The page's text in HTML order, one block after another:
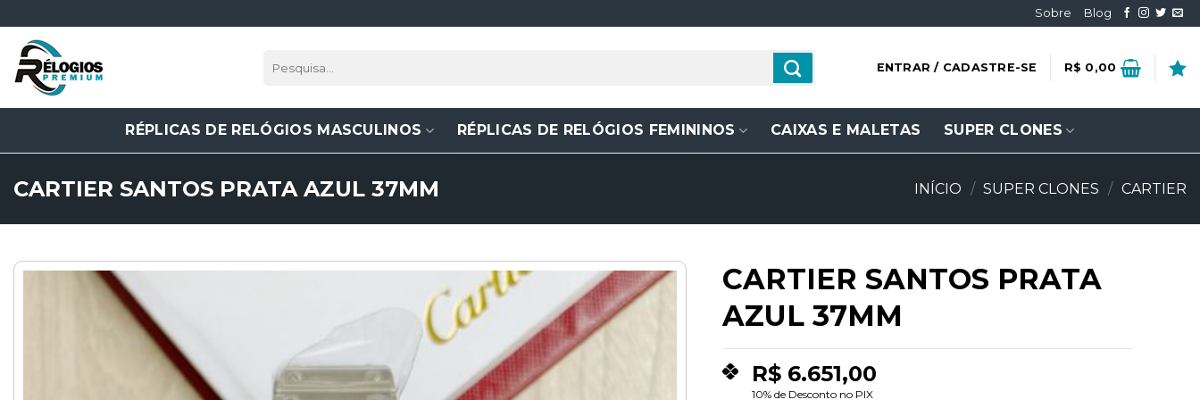
to
content
Sobre Blog
por:
ENTRAR / CADASTRE-SE R$ 0,00
RÉPLICAS DE RELÓGIOS MASCULINOS RÉPLICAS DE RELÓGIOS FEMININOS CAIXAS E MALETAS SUPER CLONES
CARTIER SANTOS PRATA AZUL 37MM INÍCIO / SUPER CLONES / CARTIER
Add to
CARTIER SANTOS PRATA
AZUL 37MM
R$ 6.651,00
10% de Desconto no PIX